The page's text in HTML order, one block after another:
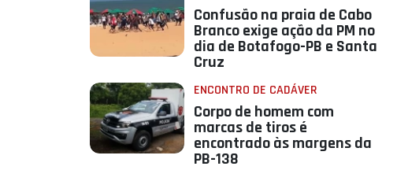
Confusão na praia de Cabo
Branco exige ação da PM no
dia de Botafogo-PB e Santa
Cruz
ENCONTRO DE CADÁVER
Corpo de homem com
marcas de tiros é
encontrado às margens da
PB-138